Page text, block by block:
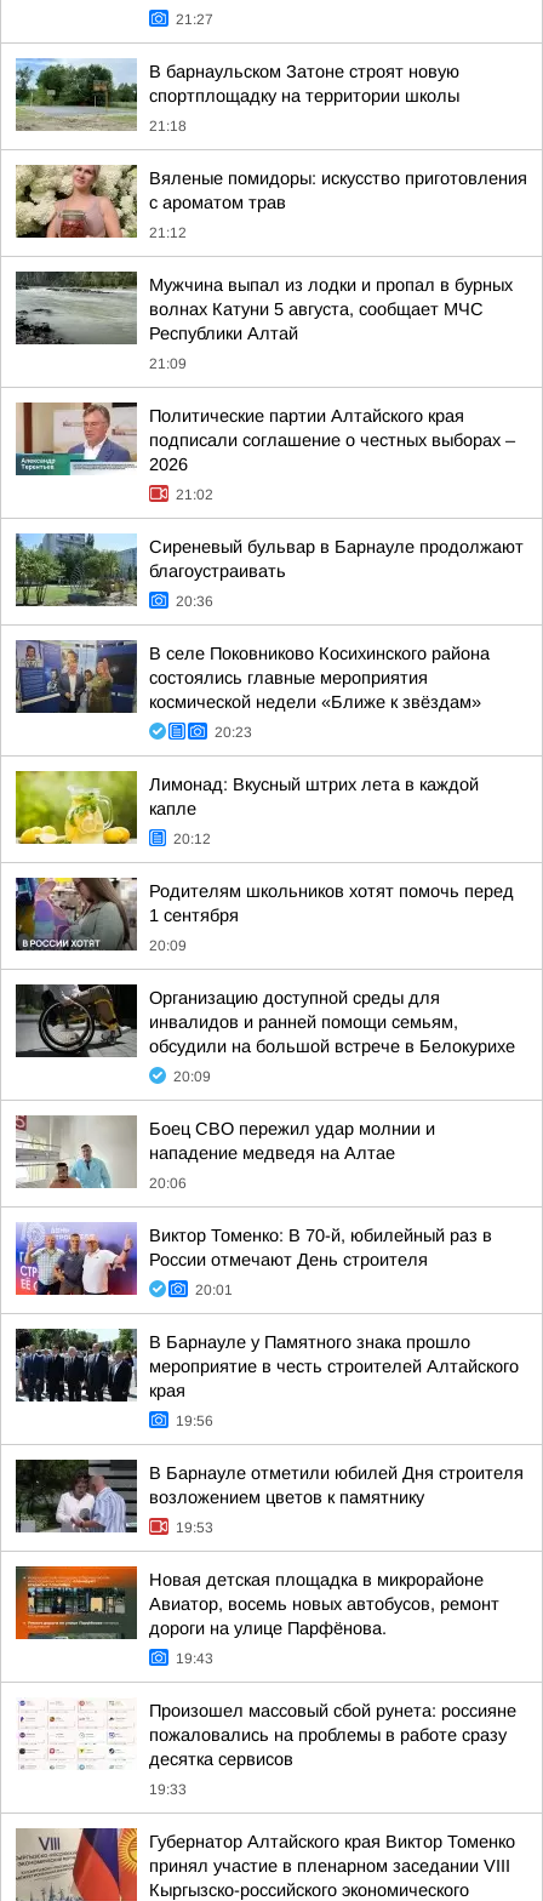
21:27
В барнаульском Затоне строят новую
спортплощадку на территории школы
21:18
Вяленые помидоры: искусство приготовления
с ароматом трав
21:12
Мужчина выпал из лодки и пропал в бурных
волнах Катуни 5 августа, сообщает МЧС
Республики Алтай
21:09
Политические партии Алтайского края
подписали соглашение о честных выборах –
2026
21:02
Сиреневый бульвар в Барнауле продолжают
благоустраивать
20:36
В селе Поковниково Косихинского района
состоялись главные мероприятия
космической недели «Ближе к звёздам»
20:23
Лимонад: Вкусный штрих лета в каждой
капле
20:12
Родителям школьников хотят помочь перед
1 сентября
20:09
Организацию доступной среды для
инвалидов и ранней помощи семьям,
обсудили на большой встрече в Белокурихе
20:09
Боец СВО пережил удар молнии и
нападение медведя на Алтае
20:06
Виктор Томенко: В 70-й, юбилейный раз в
России отмечают День строителя
20:01
В Барнауле у Памятного знака прошло
мероприятие в честь строителей Алтайского
края
19:56
В Барнауле отметили юбилей Дня строителя
возложением цветов к памятнику
19:53
Новая детская площадка в микрорайоне
Авиатор, восемь новых автобусов, ремонт
дороги на улице Парфёнова.
19:43
Произошел массовый сбой рунета: россияне
пожаловались на проблемы в работе сразу
десятка сервисов
19:33
Губернатор Алтайского края Виктор Томенко
принял участие в пленарном заседании VIII
Кыргызско-российского экономического